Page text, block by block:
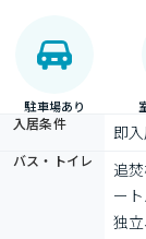
駐車場あり
入居条件 即
バス・トイレ
追
ー
独